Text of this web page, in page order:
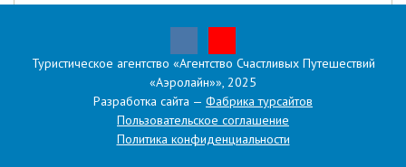
даюсогласие на обработку
персональных данных.
Туристическое агентство «Агентство Счастливых Путешествий
«Аэролайн»», 2025
Разработка сайта — Фабрика турсайтов
Пользовательское соглашение
Политика конфиденциальности